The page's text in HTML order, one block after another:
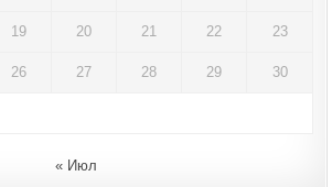
19 20 21 22 23
26 27 28 29 30
« Июл